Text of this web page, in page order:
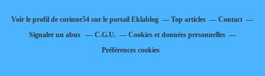
Voir le profil decorinne54 sur le portail Eklablog Top articles
Contact
Signaler un abus
C.G.U.
Cookies et données personnelles
Préférences cookies